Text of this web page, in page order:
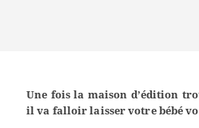
Une fois la maison d’édition
il va falloir laisser votre bébé